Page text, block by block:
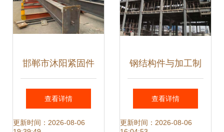
邯郸市沐阳紧固件
入驻钢构宝 企业改
革，技术与思维缺
查看详情
更新时间：2026-08-06
钢结构件与加工制
作特点解析——基
于山东三维钢结构
查看详情
更新时间：2026-08-06